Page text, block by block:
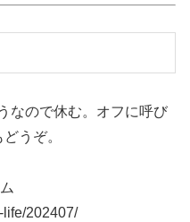
なので休む。オフに呼び
うぞ。
life/202407/